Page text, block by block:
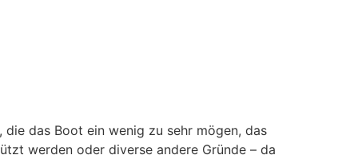
die das Boot ein wenig zu sehr mögen, das
werden oder diverse andere Gründe – da